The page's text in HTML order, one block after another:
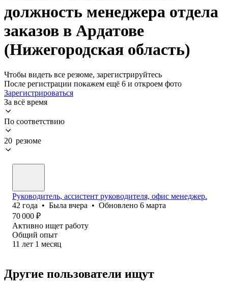
должность менеджера отдела
заказов в Ардатове
(Нижегородская область)
Чтобы видеть все резюме, зарегистрируйтесь
После регистрации покажем ещё 6 и откроем фото
Зарегистрироваться
За всё время
По соответствию
20 резюме
Руководитель, ассистент руководителя, офис менеджер.
42 года • Была вчера • Обновлено 6 марта
70 000 ₽
Активно ищет работу
Общий опыт
11 лет 1 месяц
Другие пользователи ищут